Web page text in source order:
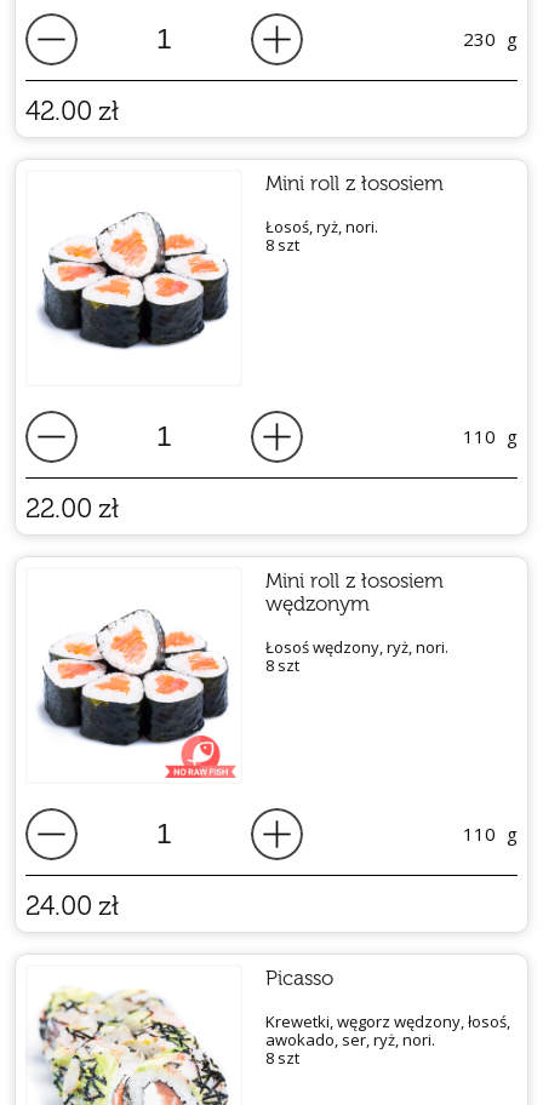
230 g
42.00 zł
Mini roll z łososiem
Łosoś, ryż, nori.
8 szt
110 g
22.00 zł
Mini roll z łososiem
wędzonym
Łosoś wędzony, ryż, nori.
8 szt
110 g
24.00 zł
Picasso
Krewetki, węgorz wędzony, łosoś,
awokado, ser, ryż, nori.
8 szt